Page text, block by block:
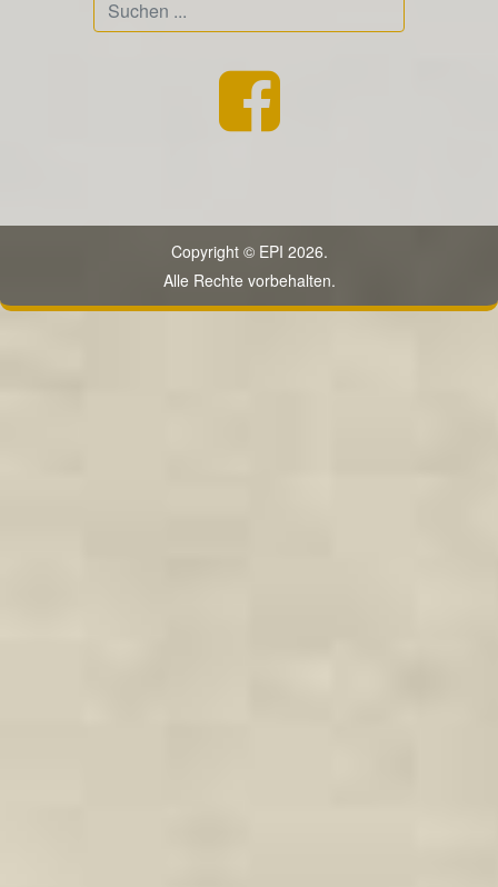
Copyright © EPI 2026.
Alle Rechte vorbehalten.